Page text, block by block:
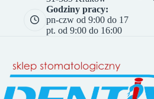
Godziny pracy:
pn-czw od 9:00 do 17
pt. od 9:00 do 16:00